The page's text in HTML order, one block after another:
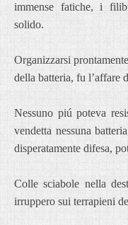
immense fatiche, i
solido.
Organizzarsi
della batteria, fu l’affare
Nessuno piú poteva
vendetta nessuna
disperatamente difesa,
Colle sciabole nella
irruppero sui terrapieni